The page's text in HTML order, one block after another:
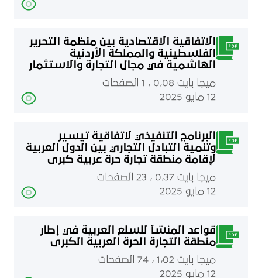
الاتفاقية الاقتصادية بين منظمة التحرير
الفلسطينية والمملكة الأردنية
الهاشمية في مجال التجارة والاستثمار
ميجا بايت 0٫08 ، 1 الصفحات
12 مايو 2025
البرنامج التنفيذي لاتفاقية تيسير
وتنمية التبادل التجاري بين الدول العربية
لإقامة منطقة تجارة حرة عربية كبرى
ميجا بايت 0٫37 ، 23 الصفحات
12 مايو 2025
قواعد المنشأ للسلع العربية في إطار
منطقة التجارة الحرة العربية الكبرى
ميجا بايت 1٫02 ، 74 الصفحات
12 مايو 2025